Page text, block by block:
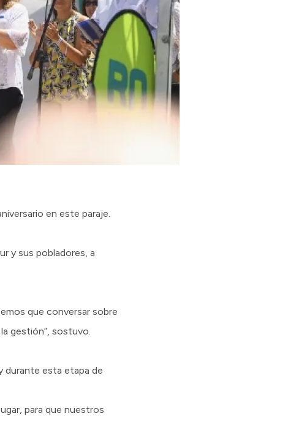
en este paraje.
y sus pobladores, a
que conversar sobre
gestión”, sostuvo.
durante esta etapa de
para que nuestros